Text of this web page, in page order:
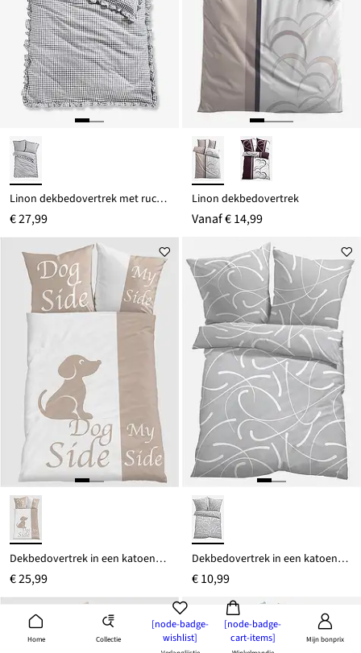
Home Collectie
[node-badge-
wishlist]
[node-badge-
cart-items]
Mijn bonprix
Linon dekbedovertrek met ruches
€ 27,99
Linon dekbedovertrek
Vanaf€ 14,99
Dekbedovertrek in een katoenmix
€ 25,99
Dekbedovertrek in een katoenmix
€ 10,99